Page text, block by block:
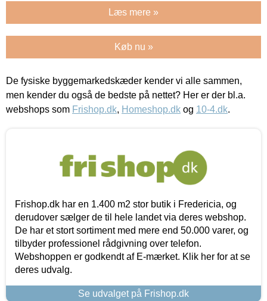
Læs mere »
Køb nu »
De fysiske byggemarkedskæder kender vi alle sammen,
men kender du også de bedste på nettet? Her er der bl.a.
webshops som Frishop.dk, Homeshop.dk og 10-4.dk.
Frishop.dk har en 1.400 m2 stor butik i Fredericia, og
derudover sælger de til hele landet via deres webshop.
De har et stort sortiment med mere end 50.000 varer, og
tilbyder professionel rådgivning over telefon.
Webshoppen er godkendt af E-mærket. Klik her for at se
deres udvalg.
Se udvalget på Frishop.dk